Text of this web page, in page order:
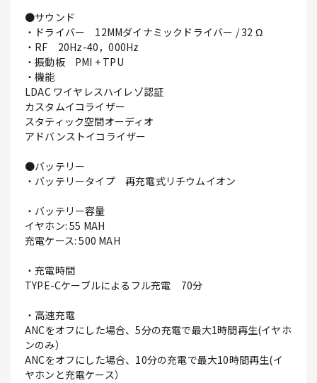
●サウンド
・ドライバー 12MMダイナミックドライバー / 32 Ω
・RF 20Hz-40，000Hz
・振動板 PMI + TPU
・機能
LDAC ワイヤレスハイレゾ認証
カスタムイコライザー
スタティック空間オーディオ
アドバンストイコライザー
●バッテリー
・バッテリータイプ 再充電式リチウムイオン
・バッテリー容量
イヤホン: 55 MAH
充電ケース: 500 MAH
・充電時間
TYPE-Cケーブルによるフル充電 70分
・高速充電
ANCをオフにした場合、5分の充電で最大1時間再生(イヤホ
ンのみ）
ANCをオフにした場合、10分の充電で最大10時間再生(イ
ヤホンと充電ケース）